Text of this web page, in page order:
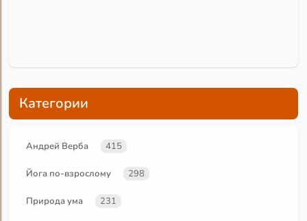
Категории
Андрей Верба 415
Йога по-взрослому 298
Природа ума 231